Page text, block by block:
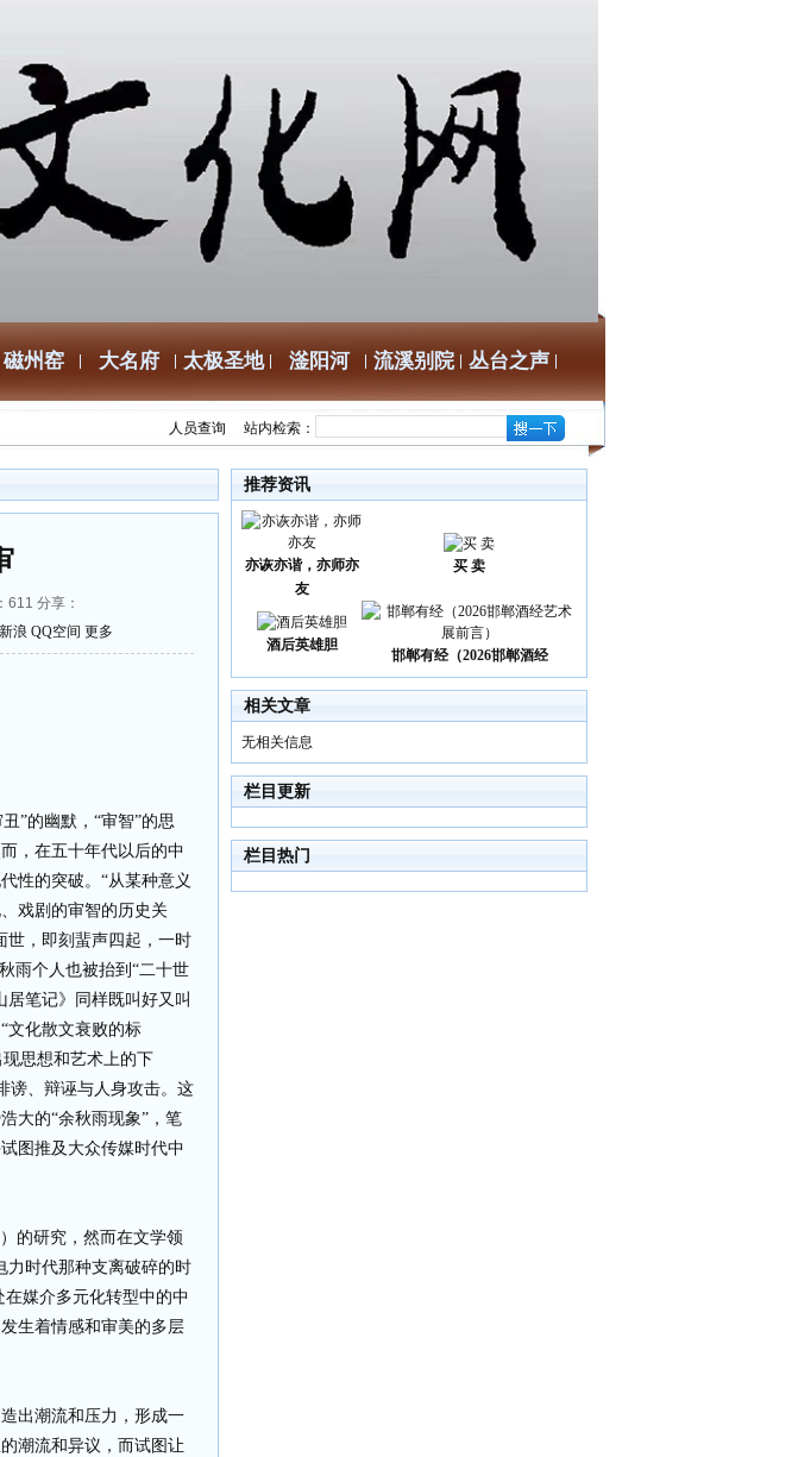
磁州窑 大名府 太极圣地 滏阳河 流溪别院 丛台之声
人员查询 站内检索：
611 分享：
新浪 QQ空间 更多
”的幽默，“审智”的思
，在五十年代以后的中
性的突破。“从某种意义
戏剧的审智的历史关
世，即刻蜚声四起，一时
雨个人也被抬到“二十世
笔记》同样既叫好又叫
文化散文衰败的标
思想和艺术上的下
谤、辩诬与人身攻击。这
大的“余秋雨现象”，笔
图推及大众传媒时代中
的研究，然而在文学领
时代那种支离破碎的时
媒介多元化转型中的中
生着情感和审美的多层
出潮流和压力，形成一
潮流和异议，而试图让
推荐资讯
亦诙亦谐，亦师亦
友
买 卖
酒后英雄胆
邯郸有经（2026邯郸酒经
相关文章
无相关信息
栏目更新
栏目热门